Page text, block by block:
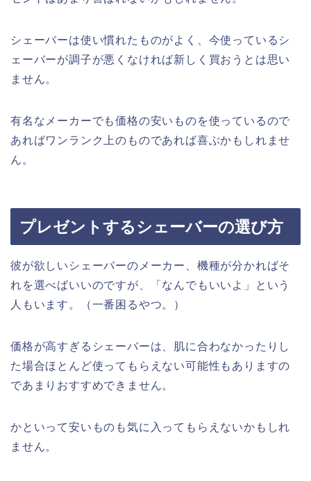
シェーバーは使い慣れたものがよく、今使っているシ
ェーバーが調子が悪くなければ新しく買おうとは思い
ません。
有名なメーカーでも価格の安いものを使っているので
あればワンランク上のものであれば喜ぶかもしれませ
ん。
プレゼントするシェーバーの選び方
彼が欲しいシェーバーのメーカー、機種が分かればそ
れを選べばいいのですが、「なんでもいいよ」という
人もいます。（一番困るやつ。）
価格が高すぎるシェーバーは、肌に合わなかったりし
た場合ほとんど使ってもらえない可能性もありますの
であまりおすすめできません。
かといって安いものも気に入ってもらえないかもしれ
ません。